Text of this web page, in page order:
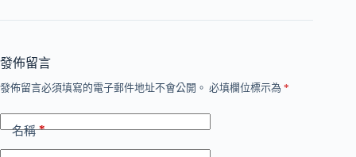
發佈留言
發佈留言必須填寫的電子郵件地址不會公開。 必填欄位標示為 *
名稱*